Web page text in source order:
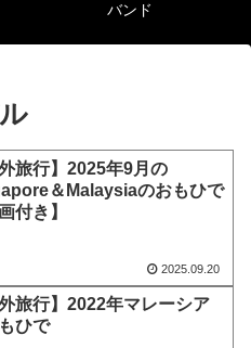
バンド
外旅行】2025年9月の
＆Malaysiaのおもひで
付き】
2025.09.20
外旅行】2022年マレーシア
ひで